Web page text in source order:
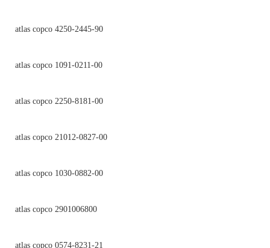
atlas copco 4250-2445-90
atlas copco 1091-0211-00
atlas copco 2250-8181-00
atlas copco 21012-0827-00
atlas copco 1030-0882-00
atlas copco 2901006800
atlas copco 0574-8231-21